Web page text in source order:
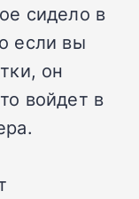
сидело в
если вы
он
войдет в